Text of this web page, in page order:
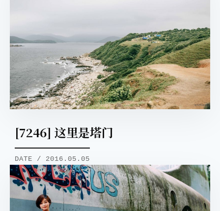
[7246] 这里是塔门
DATE / 2016.05.05